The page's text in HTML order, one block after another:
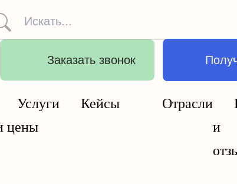
Заказать звонок
Услуги
цены
Кейсы Отрасли
и